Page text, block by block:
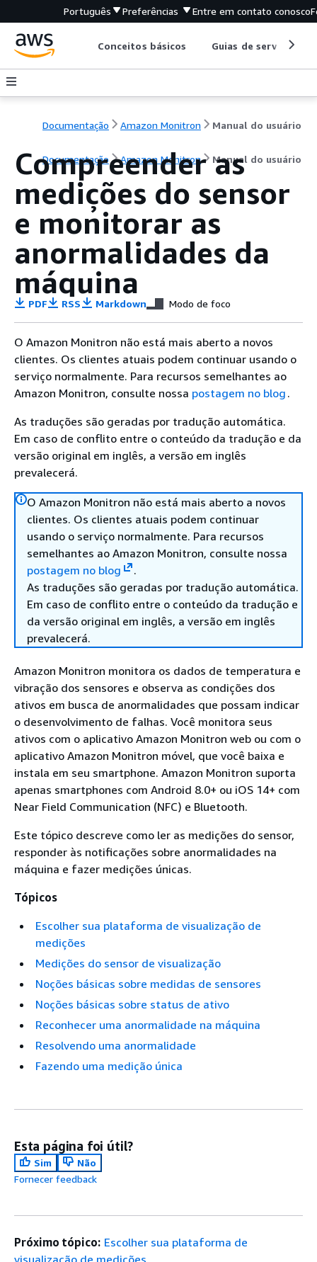
Português Preferências Entre em contato conosco
Conceitos básicos Guias de serviço
Documentação Amazon Monitron Manual do usuário
Documentação Amazon Monitron Manual do usuário
Compreender as
medições do sensor
e monitorar as
anormalidades da
máquina
PDF RSS Markdown Modo de foco
O Amazon Monitron não está mais aberto a novos
clientes. Os clientes atuais podem continuar usando o
serviço normalmente. Para recursos semelhantes ao
Amazon Monitron, consulte nossa postagem no blog .
As traduções são geradas por tradução automática.
Em caso de conflito entre o conteúdo da tradução e da
versão original em inglês, a versão em inglês
prevalecerá.
O Amazon Monitron não está mais aberto a novos
clientes. Os clientes atuais podem continuar
usando o serviço normalmente. Para recursos
semelhantes ao Amazon Monitron, consulte nossa
postagem no blog
.
As traduções são geradas por tradução automática.
Em caso de conflito entre o conteúdo da tradução e
da versão original em inglês, a versão em inglês
prevalecerá.
Amazon Monitron monitora os dados de temperatura e
vibração dos sensores e observa as condições dos
ativos em busca de anormalidades que possam indicar
o desenvolvimento de falhas. Você monitora seus
ativos com o aplicativo Amazon Monitron web ou com o
aplicativo Amazon Monitron móvel, que você baixa e
instala em seu smartphone. Amazon Monitron suporta
apenas smartphones com Android 8.0+ ou iOS 14+ com
Near Field Communication (NFC) e Bluetooth.
Este tópico descreve como ler as medições do sensor,
responder às notificações sobre anormalidades na
máquina e fazer medições únicas.
Tópicos
Escolher sua plataforma de visualização de
medições
Medições do sensor de visualização
Noções básicas sobre medidas de sensores
Noções básicas sobre status de ativo
Reconhecer uma anormalidade na máquina
Resolvendo uma anormalidade
Fazendo uma medição única
Esta página foi útil?
Sim
Não
Fornecer feedback
Próximo tópico: Escolher sua plataforma de
visualização de medições